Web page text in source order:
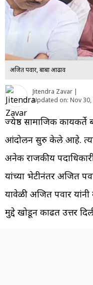
अजित पवार, बाबा आढाव
Jitendra Zavar |
Updated on: Nov
ज्येष्ठ सामाजिक
आंदोलन सुरु केले आहे.
अनेक राजकीय
यांच्या भेटीनंतर अजित
यावेळी अजित पवार
मुद्दे खोडून काढत उत्तर